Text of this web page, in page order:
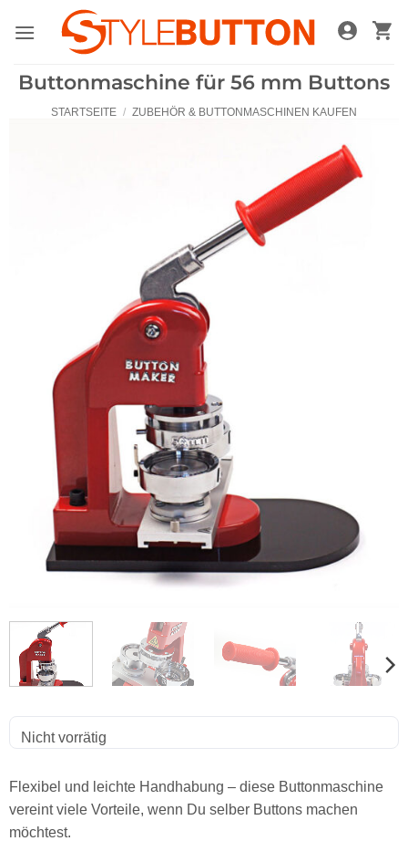
Inhalt
Buttonmaschine für 56 mm Buttons
STARTSEITE / ZUBEHÖR & BUTTONMASCHINEN KAUFEN
Nicht vorrätig
Flexibel und leichte Handhabung – diese Buttonmaschine
vereint viele Vorteile, wenn Du selber Buttons machen
möchtest.